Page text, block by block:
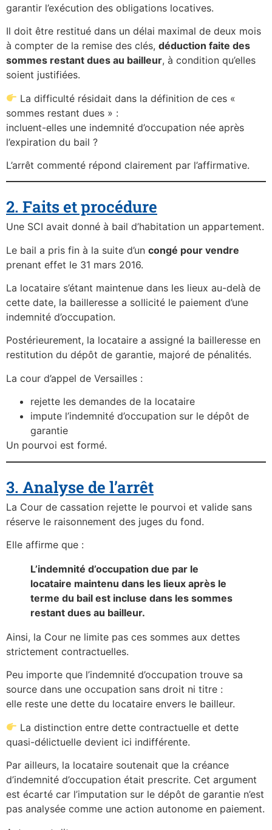
garantir l’exécution des obligations locatives.
Il doit être restitué dans un délai maximal de deux mois
à compter de la remise des clés, déduction faite des
sommes restant dues au bailleur, à condition qu’elles
soient justifiées.
La difficulté résidait dans la définition de ces «
sommes restant dues » :
incluent-elles une indemnité d’occupation née après
l’expiration du bail ?
L’arrêt commenté répond clairement par l’affirmative.
2. Faits et procédure
Une SCI avait donné à bail d’habitation un appartement.
Le bail a pris fin à la suite d’un congé pour vendre
prenant effet le 31 mars 2016.
La locataire s’étant maintenue dans les lieux au-delà de
cette date, la bailleresse a sollicité le paiement d’une
indemnité d’occupation.
Postérieurement, la locataire a assigné la bailleresse en
restitution du dépôt de garantie, majoré de pénalités.
La cour d’appel de Versailles :
rejette les demandes de la locataire
impute l’indemnité d’occupation sur le dépôt de
garantie
Un pourvoi est formé.
3. Analyse de l’arrêt
La Cour de cassation rejette le pourvoi et valide sans
réserve le raisonnement des juges du fond.
Elle affirme que :
L’indemnité d’occupation due par le
locataire maintenu dans les lieux après le
terme du bail est incluse dans les sommes
restant dues au bailleur.
Ainsi, la Cour ne limite pas ces sommes aux dettes
strictement contractuelles.
Peu importe que l’indemnité d’occupation trouve sa
source dans une occupation sans droit ni titre :
elle reste une dette du locataire envers le bailleur.
La distinction entre dette contractuelle et dette
quasi-délictuelle devient ici indifférente.
Par ailleurs, la locataire soutenait que la créance
d’indemnité d’occupation était prescrite. Cet argument
est écarté car l’imputation sur le dépôt de garantie n’est
pas analysée comme une action autonome en paiement.